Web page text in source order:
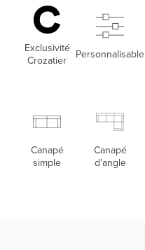
Exclusivité
Crozatier
Personnalisable
Canapé
simple
Canapé
d'angle